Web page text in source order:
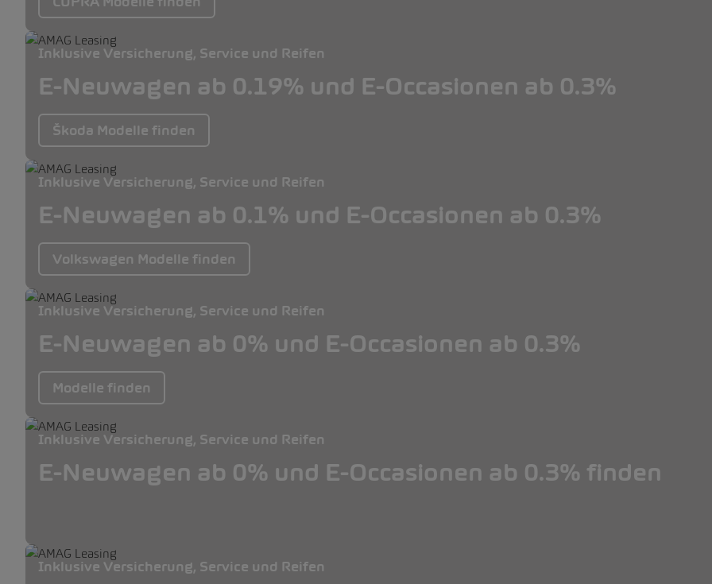
Inklusive Versicherung, Service und Reifen
E-Neuwagen ab 0.19% und E-Occasionen ab 0.3%
Škoda Modelle finden
Inklusive Versicherung, Service und Reifen
E-Neuwagen ab 0.1% und E-Occasionen ab 0.3%
Volkswagen Modelle finden
Inklusive Versicherung, Service und Reifen
E-Neuwagen ab 0% und E-Occasionen ab 0.3%
Modelle finden
Inklusive Versicherung, Service und Reifen
E-Neuwagen ab 0% und E-Occasionen ab 0.3% finden
Inklusive Versicherung, Service und Reifen